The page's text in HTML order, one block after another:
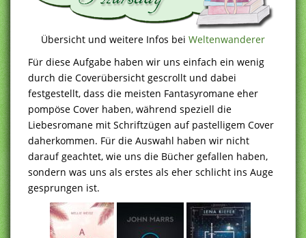
Übersicht und weitere Infos bei Weltenwanderer
Für diese Aufgabe haben wir uns einfach ein wenig
durch die Coverübersicht gescrollt und dabei
festgestellt, dass die meisten Fantasyromane eher
pompöse Cover haben, während speziell die
Liebesromane mit Schriftzügen auf pastelligem Cover
daherkommen. Für die Auswahl haben wir nicht
darauf geachtet, wie uns die Bücher gefallen haben,
sondern was uns als erstes als eher schlicht ins Auge
gesprungen ist.